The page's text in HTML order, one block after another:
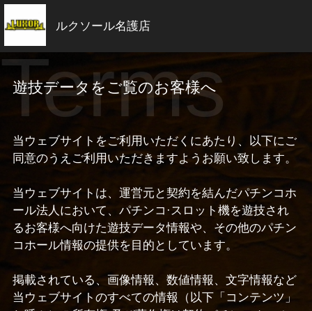
ルクソール名護店
Terms
遊技データをご覧のお客様へ
当ウェブサイトをご利用いただくにあたり、以下にご
同意のうえご利用いただきますようお願い致します。
当ウェブサイトは、運営元と契約を結んだパチンコホ
ール法人において、パチンコ·スロット機を遊技され
るお客様へ向けた遊技データ情報や、その他のパチン
コホール情報の提供を目的としています。
掲載されている、画像情報、数値情報、文字情報など
当ウェブサイトのすべての情報（以下「コンテンツ」